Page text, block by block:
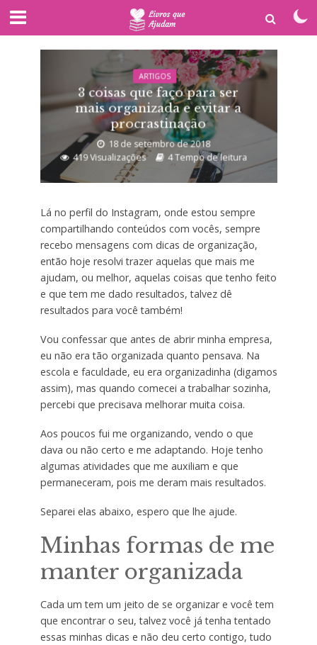
ARTIGOS
3 coisas que faço para ser
mais organizada e evitar a
procrastinação
18 de setembro de 2018
419 Visualizações
4 Tempo de leitura
Lá no perfil do Instagram, onde estou sempre
compartilhando conteúdos com vocês, sempre
recebo mensagens com dicas de organização,
então hoje resolvi trazer aquelas que mais me
ajudam, ou melhor, aquelas coisas que tenho feito
e que tem me dado resultados, talvez dê
resultados para você também!
Vou confessar que antes de abrir minha empresa,
eu não era tão organizada quanto pensava. Na
escola e faculdade, eu era organizadinha (digamos
assim), mas quando comecei a trabalhar sozinha,
percebi que precisava melhorar muita coisa.
Aos poucos fui me organizando, vendo o que
dava ou não certo e me adaptando. Hoje tenho
algumas atividades que me auxiliam e que
permaneceram, pois me deram mais resultados.
Separei elas abaixo, espero que lhe ajude.
Minhas formas de me
manter organizada
Cada um tem um jeito de se organizar e você tem
que encontrar o seu, talvez você já tenha tentado
essas minhas dicas e não deu certo contigo, tudo